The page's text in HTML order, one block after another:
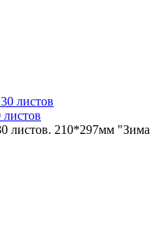
листов. 210*297мм "Зима